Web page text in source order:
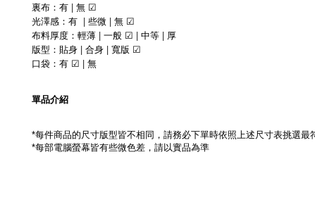
裏布：有 | 無 ☑
光澤感：有 | 些微 | 無 ☑
布料厚度： 輕薄 | 一般 ☑ | 中等 | 厚
版型：貼身 | 合身 | 寬版 ☑
口袋： 有 ☑ | 無
單品介紹
*每件商品的尺寸版型皆不相同，請務必下單時依照上述尺寸表挑選
*每部電腦螢幕皆有些微色差，請以實品為準